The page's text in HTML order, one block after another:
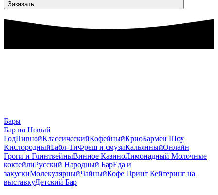
Заказать
Бары
Бар на Новый
ГодПивнойКлассическийКофейныйКриоБармен Шоу
КислородныйБабл-ТиФреш и смузиКальянныйОнлайн
Гроги и ГлинтвейныВинное КазиноЛимонадный Молочные
коктейлиРусский Народный БарЕда и
закускиМолекулярныйЧайныйКофе Принт Кейтеринг на
выставкуДетский Бар